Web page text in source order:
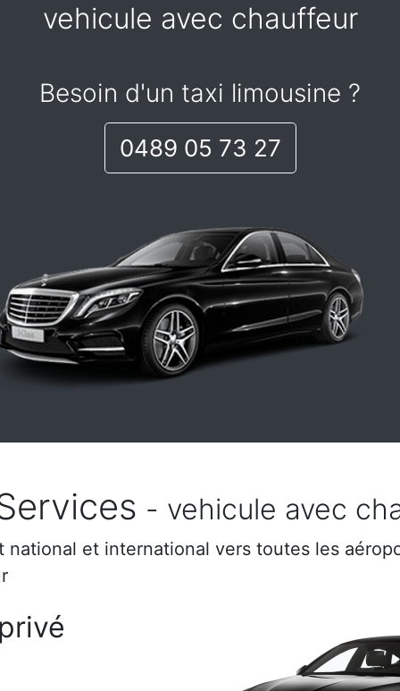
vehicule avec chauffeur
Besoin d'un taxi limousine ?
0489 05 73 27
- vehicule avec
et international vers toutes les